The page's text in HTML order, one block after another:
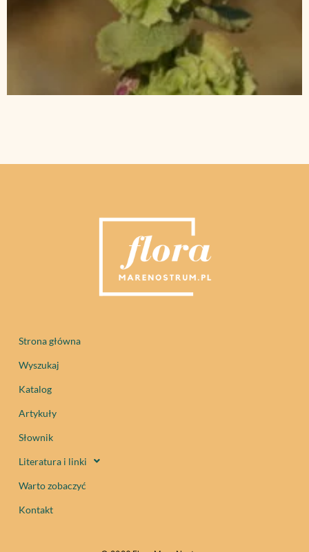
Strona główna
Wyszukaj
Katalog
Artykuły
Słownik
Literatura i linki
Warto zobaczyć
Kontakt